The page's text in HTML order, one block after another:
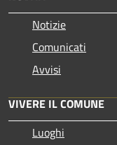
Notizie
Comunicati
Avvisi
VIVERE IL COMUNE
Luoghi